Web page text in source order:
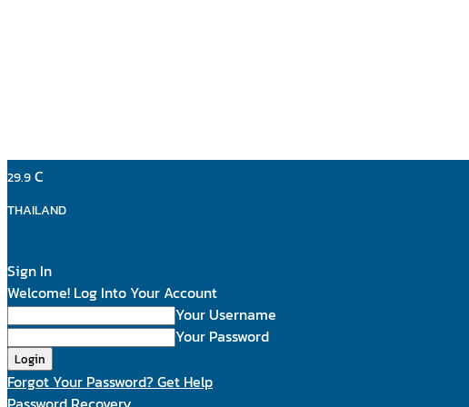
29.9C
THAILAND
Sign In
Welcome! Log Into Your Account
Your Username
Your Password
Forgot Your Password? Get Help